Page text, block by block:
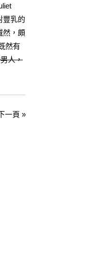
豐乳的
然，頗
然有
人，
一頁 »